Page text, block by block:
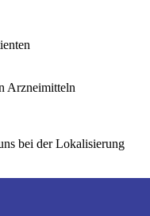
Arzneimitteln
bei der Lokalisierung